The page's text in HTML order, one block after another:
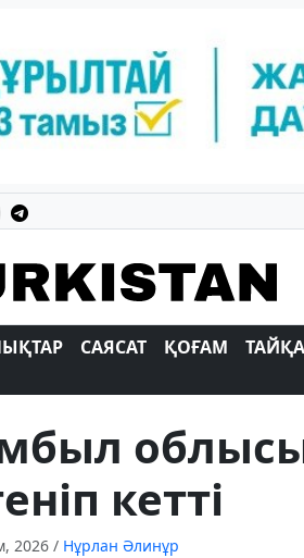
САЯСАТ ҚОҒАМ
кетті
2026 / Нұрлан Әлинұр